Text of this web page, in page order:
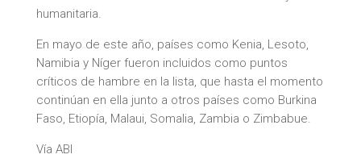
humanitaria.
En mayo de este año, países como Kenia, Lesoto,
Namibia y Níger fueron incluidos como puntos
críticos de hambre en la lista, que hasta el momento
continúan en ella junto a otros países como Burkina
Faso, Etiopía, Malaui, Somalia, Zambia o Zimbabue.
Vía ABI